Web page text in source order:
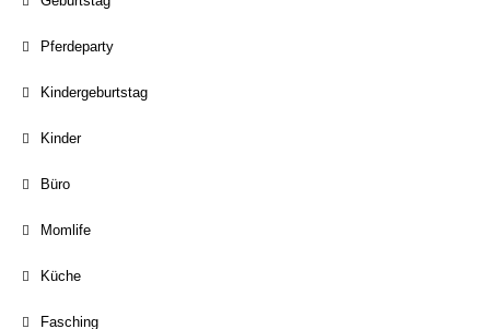
Pferdeparty
Kindergeburtstag
Kinder
Büro
Momlife
Küche
Fasching